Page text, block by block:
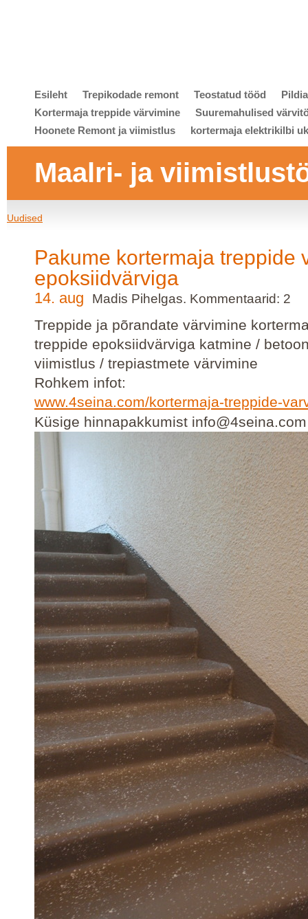
Esileht Trepikodade remont Teostatud tööd
Kortermaja treppide värvimine
Suuremahulised
Hoonete Remont ja viimistlus
kortermaja elektrikilbi
Maalri- ja
Uudised
Pakume kortermaja treppide
epoksiidvärviga
14. aug Madis Pihelgas. Kommentaarid: 2
Treppide ja põrandate värvimine
treppide epoksiidvärviga katmine /
viimistlus / trepiastmete värvimine
Rohkem infot:
www.4seina.com/kortermaja-treppide-
Küsige hinnapakkumist info@4seina.com